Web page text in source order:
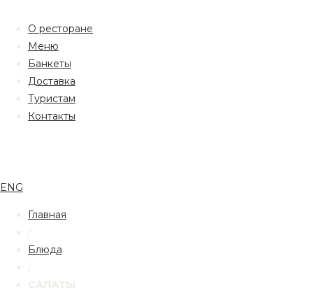
О ресторане
Меню
Банкеты
Доставка
Туристам
Контакты
ENG
Главная
Блюда
САЛАТЫ